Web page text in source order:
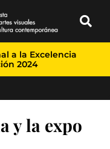
a la Excelencia
2024
y la expo